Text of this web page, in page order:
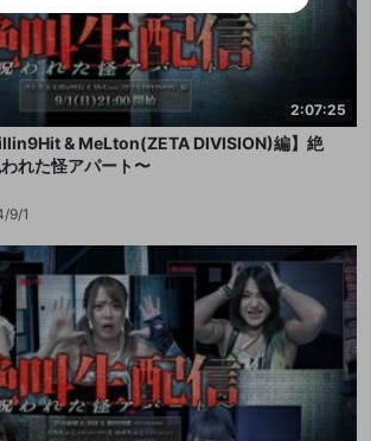
ても、視聴者たちに握られたのだった──。
■配信日時 2024/9/1(日) 18:30 START ▼
チケット購入者限定【プレゼント企画】開
催決定！ ご応募いただいた方の中から抽選
で、各出演者のサイン入りチェキ or サイン
色紙をプレゼント。 ご応募は、下記フォー
d/RWuIj 応募期限：24年9月1日(日)23:59ま
で ■配信チケット価格 視聴チケット：¥3,5
00（税込） 特典付き視聴チケット：¥4,50
月1日)までにご購入され、2024年9月9日ま
でにフォームを回答いただいたお客様に
は、9月下旬より順次発送いたします。それ
以降にご購入・ご回答されたお客様は10月
下旬より順次発送いたします。 https://x.g
d/UfGcd ※フォームの最終回答期限…2024
年10月4日(金)まで ■チケット購入期限 視
聴チケットおよび特典付き視聴チケット：
2024/8/5(月)17:00~2024/9/27(金)20:00
まで ■アーカイブ視聴期間 2024/9/27(金)2
室には、白い布で顔を隠された何者かの遺
られている。
いで下さい。ウチの主人。
くなってしまって…。通夜がまだなんです
と、お茶を淹れに台所へ向かうおばあさ
ていると、奥から大きな物音が。
顔面蒼白・白目のおばあさんが、引き攣る
を振り上げて、出演者たちへにじり寄ってく
へ…！！」
2:07:25
& MeLton(ZETA DIVISION)編】絶
れた怪アパート〜
9/1
利用規約・プライバシーポリシー・外部
ID連携に関する同意事項に同意頂いた上
みください
アカウント作成
fanからのお得な情報をメールで受
利用規約・プライバシーポリシー・外部
ID連携に関する同意事項に同意頂いた上
みください
登録
あとで登録
誘導する行為
やマルチ商法
招く配信設定
録画禁止区域の配信
海賊版ソフトの配信
問題
送信
閉じる
とのID連携に関する同意事項
とは？ Discordに参加する